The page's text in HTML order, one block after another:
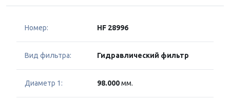
Номер: HF 28996
Вид фильтра: Гидравлический фильтр
Диаметр 1: 98.000мм.